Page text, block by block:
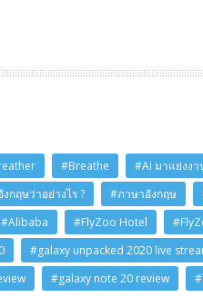
#Breathe #AI มาแย่งง
กฤษว่าอย่างไร ? #ภาษาอังกฤษ
#Alibaba #FlyZoo Hotel
#galaxy unpacked 2020 live
#galaxy note 20 review